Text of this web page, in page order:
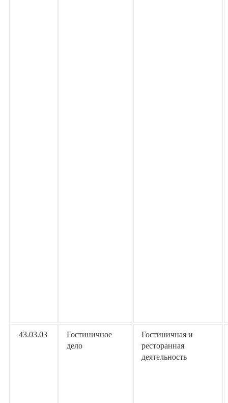
43.03.03
Гостиничное
дело
Гостиничная и
ресторанная
деятельность